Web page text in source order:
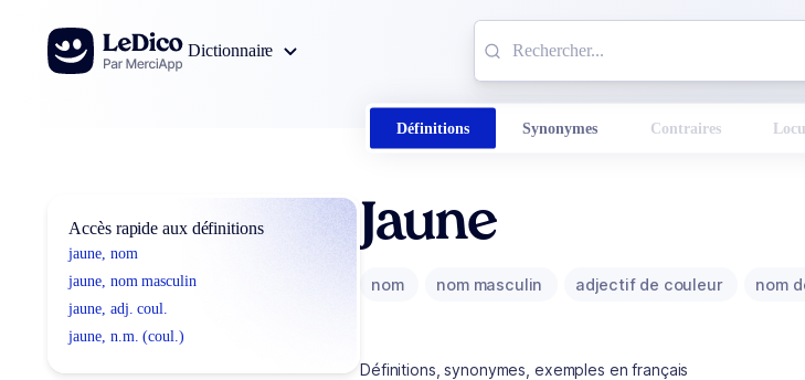
Aller au contenu
Dictionnaire
Définitions Synonymes Contraires
Accès rapide aux définitions
jaune, nom
jaune, nom masculin
jaune, adj. coul.
jaune, n.m. (coul.)
Jaune
nom nom masculin adjectif de couleur nom
Définitions, synonymes, exemples en français